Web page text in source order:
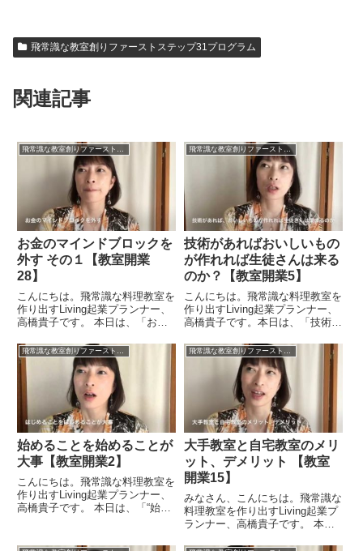
飛常識な教室創りファーストステップ31プログラム
関連記事
お金のマインドブロックを
外す その１【教室開業
28】
こんにちは。飛常識な料理教室を
作り出すLiving起業プランナー、
高橋貴子です。 本日は、「お金
いてお話をしてみたいと思いま
す。お金のマインドブロック、こ
れは案外とやっかいなんです。生
徒さんともよく話をしている...
飛常識な教室創りファーストステップ31プログラム
技術があればおいしいもの
が作れれば生徒さんは来る
のか？【教室開業5】
こんにちは。飛常識な料理教室を
作り出すLiving起業プランナー、
高橋貴子です。本日は、「技術が
生徒さんが集まるのか？」という
ことについてお話をしたいと思い
ます。いろいろとマーケティング
のことなども勉強をなさっ...
始めることを始めることが
大事【教室開業2】
こんにちは。飛常識な料理教室を
作り出すLiving起業プランナー、
高橋貴子です。 本日は、「“始め
文みたいですが（笑）解説したい
大手教室と自宅教室のメリ
ット、デメリット 【教室
開業15】
みなさん、こんにちは。飛常識な
料理教室を作り出すLiving起業プ
ランナー、高橋貴子です。 本日